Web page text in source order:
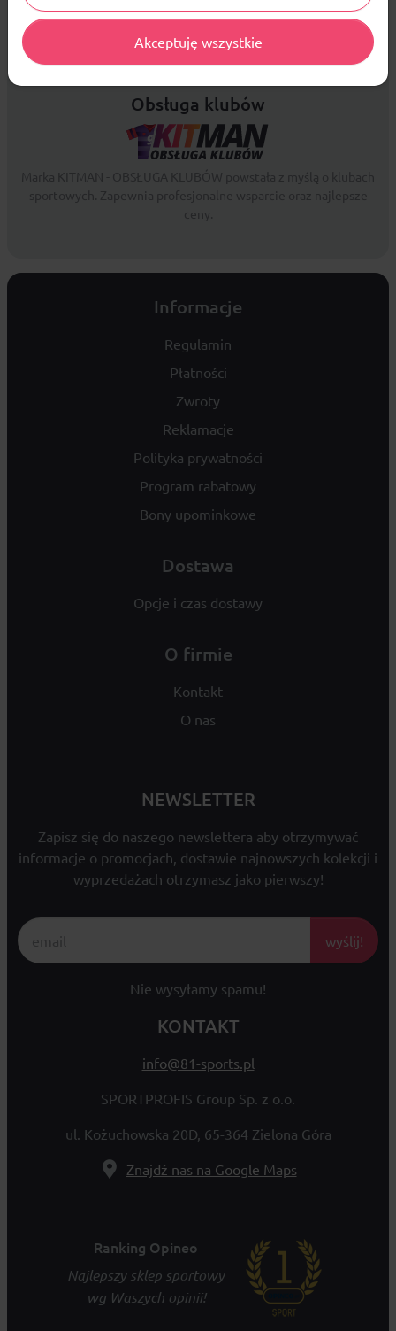
Platforma B2B zapewnia profesjonalną obsługę biznesową i
najlepsze ceny dla odbiorców hurtowych.
Obsługa klubów
Informacje
Regulamin
Płatności
Zwroty
Reklamacje
Polityka prywatności
Program rabatowy
Bony upominkowe
Dostawa
Opcje i czas dostawy
O firmie
Kontakt
O nas
NEWSLETTER
Zapisz się do naszego newslettera aby otrzymywać
informacje o promocjach, dostawie najnowszych kolekcji i
wyprzedażach otrzymasz jako pierwszy!
wyślij!
Nie wysyłamy spamu!
KONTAKT
info@81-sports.pl
SPORTPROFIS Group Sp. z o.o.
ul. Kożuchowska 20D, 65-364 Zielona Góra
Znajdź nas na Google Maps
Ranking Opineo
Najlepszy sklep sportowy
wg Waszych opinii!
Akceptuję wszystkie